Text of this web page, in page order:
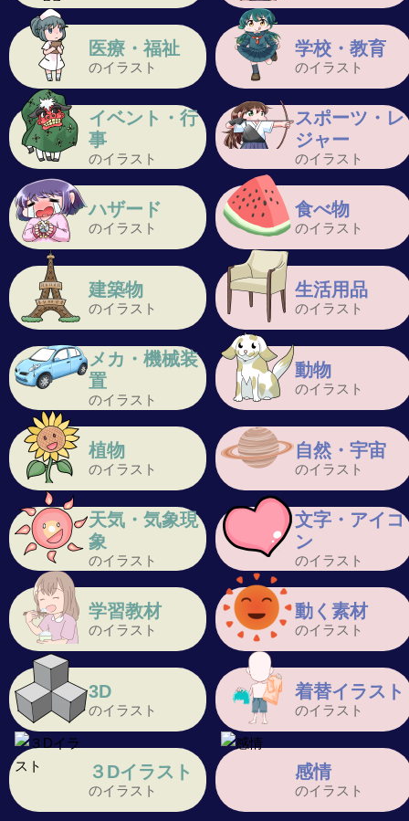
医療・福祉
のイラスト
学校・教育
のイラスト
イベント・行
事
のイラスト
スポーツ・レ
ジャー
のイラスト
ハザード
のイラスト
食べ物
のイラスト
建築物
のイラスト
生活用品
のイラスト
メカ・機械装
置
のイラスト
動物
のイラスト
植物
のイラスト
自然・宇宙
のイラスト
天気・気象現
象
のイラスト
文字・アイコ
ン
のイラスト
学習教材
のイラスト
動く素材
のイラスト
3D
のイラスト
着替イラスト
のイラスト
３Dイラスト
のイラスト
感情
のイラスト